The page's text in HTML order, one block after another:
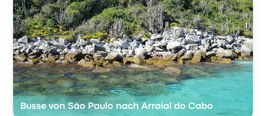
Busse von São Paulo nach Arraial do Cabo